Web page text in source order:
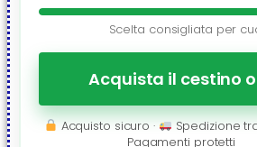
Scelta consigliata per
Acquista il cestino
Acquisto sicuro ·
Spedizione
Pagamenti protetti